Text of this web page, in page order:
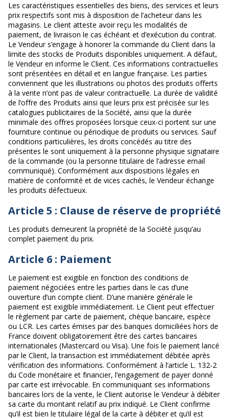
Les caractéristiques essentielles des biens, des services et leurs
prix respectifs sont mis à disposition de l’acheteur dans les
magasins. Le client atteste avoir reçu les modalités de
paiement, de livraison le cas échéant et d’exécution du contrat.
Le Vendeur s’engage à honorer la commande du Client dans la
limite des stocks de Produits disponibles uniquement. A défaut,
le Vendeur en informe le Client. Ces informations contractuelles
sont présentées en détail et en langue française. Les parties
conviennent que les illustrations ou photos des produits offerts
à la vente n’ont pas de valeur contractuelle. La durée de validité
de l’offre des Produits ainsi que leurs prix est précisée sur les
catalogues publicitaires de la Société, ainsi que la durée
minimale des offres proposées lorsque ceux-ci portent sur une
fourniture continue ou périodique de produits ou services. Sauf
conditions particulières, les droits concédés au titre des
présentes le sont uniquement à la personne physique signataire
de la commande (ou la personne titulaire de l’adresse email
communiqué). Conformément aux dispositions légales en
matière de conformité et de vices cachés, le Vendeur échange
les produits défectueux.
Article 5 : Clause de réserve de propriété
Les produits demeurent la propriété de la Société jusqu’au
complet paiement du prix.
Article 6 : Paiement
Le paiement est exigible en fonction des conditions de
paiement négociées entre les parties dans le cas d’une
ouverture d’un compte client. D’une manière générale le
paiement est exigible immédiatement. Le Client peut effectuer
le règlement par carte de paiement, chèque bancaire, espèce
ou LCR. Les cartes émises par des banques domiciliées hors de
France doivent obligatoirement être des cartes bancaires
internationales (Mastercard ou Visa). Une fois le paiement lancé
par le Client, la transaction est immédiatement débitée après
vérification des informations. Conformément à l’article L. 132-2
du Code monétaire et financier, l’engagement de payer donné
par carte est irrévocable. En communiquant ses informations
bancaires lors de la vente, le Client autorise le Vendeur à débiter
sa carte du montant relatif au prix indiqué. Le Client confirme
qu’il est bien le titulaire légal de la carte à débiter et qu’il est